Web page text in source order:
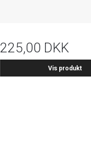
225,00 DKK
Vis produkt